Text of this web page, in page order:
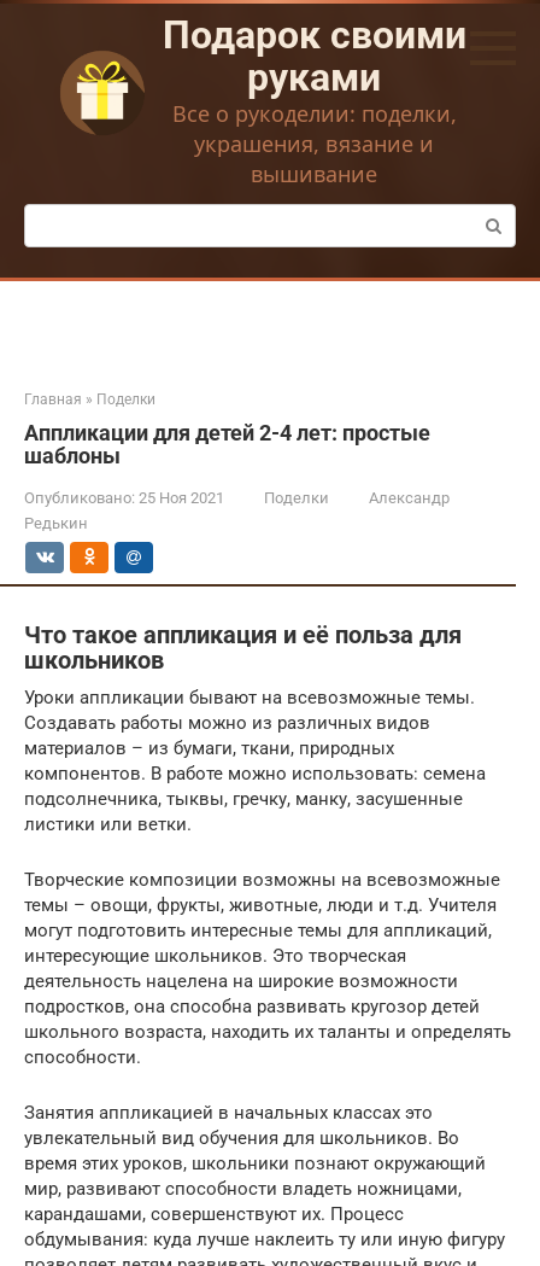
Перейти
контенту
Подарок своими
руками
Все о рукоделии: поделки,
украшения, вязание и
вышивание
Поиск:
Главная » Поделки
Аппликации для детей 2-4 лет: простые
шаблоны
Опубликовано: 25 Ноя 2021 Поделки
Александр
Редькин
Что такое аппликация и её польза для
школьников
Уроки аппликации бывают на всевозможные темы.
Создавать работы можно из различных видов
материалов – из бумаги, ткани, природных
компонентов. В работе можно использовать: семена
подсолнечника, тыквы, гречку, манку, засушенные
листики или ветки.
Творческие композиции возможны на всевозможные
темы – овощи, фрукты, животные, люди и т.д. Учителя
могут подготовить интересные темы для аппликаций,
интересующие школьников. Это творческая
деятельность нацелена на широкие возможности
подростков, она способна развивать кругозор детей
школьного возраста, находить их таланты и определять
способности.
Занятия аппликацией в начальных классах это
увлекательный вид обучения для школьников. Во
время этих уроков, школьники познают окружающий
мир, развивают способности владеть ножницами,
карандашами, совершенствуют их. Процесс
обдумывания: куда лучше наклеить ту или иную фигуру